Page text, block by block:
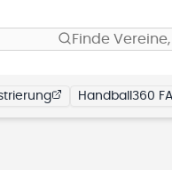
Finde
Handball360